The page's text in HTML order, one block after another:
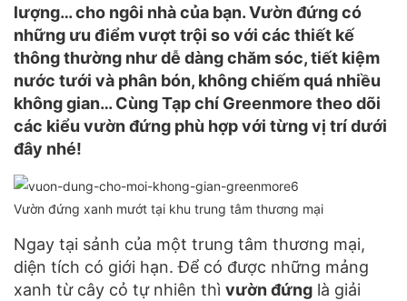
lượng… cho ngôi nhà của bạn. Vườn đứng có
những ưu điểm vượt trội so với các thiết kế
thông thường như dễ dàng chăm sóc, tiết kiệm
nước tưới và phân bón, không chiếm quá nhiều
không gian… Cùng Tạp chí Greenmore theo dõi
các kiểu vườn đứng phù hợp với từng vị trí dưới
đây nhé!
Vườn đứng xanh mướt tại khu trung tâm thương mại
Ngay tại sảnh của một trung tâm thương mại,
diện tích có giới hạn. Để có được những mảng
xanh từ cây cỏ tự nhiên thì vườn đứng là giải